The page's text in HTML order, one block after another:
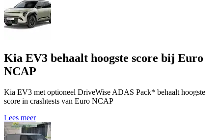
Kia EV3 behaalt hoogste score bij Euro
NCAP
Kia EV3 met optioneel DriveWise ADAS Pack* behaalt hoogste
score in crashtests van Euro NCAP
Lees meer